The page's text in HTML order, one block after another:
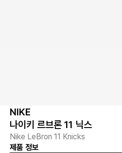
NIKE
나이키 르브론 11 닉스
Nike LeBron 11 Knicks
제품 정보